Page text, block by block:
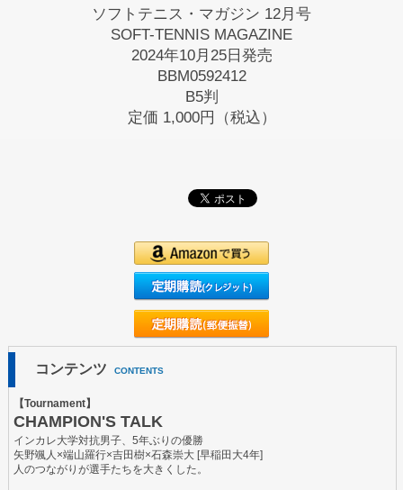
ソフトテニス・マガジン 12月号
SOFT-TENNIS MAGAZINE
2024年10月25日発売
BBM0592412
B5判
定価 1,000円（税込）
コンテンツ CONTENTS
【Tournament】
CHAMPION'S TALK
インカレ大学対抗男子、5年ぶりの優勝
矢野颯人×端山羅行×吉田樹×石森崇大 [早稲田大4年]
人のつながりが選手たちを大きくした。